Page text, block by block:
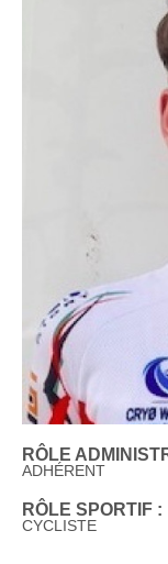
RÔLE
ADHÉRENT
RÔLE SPORTIF :
CYCLISTE